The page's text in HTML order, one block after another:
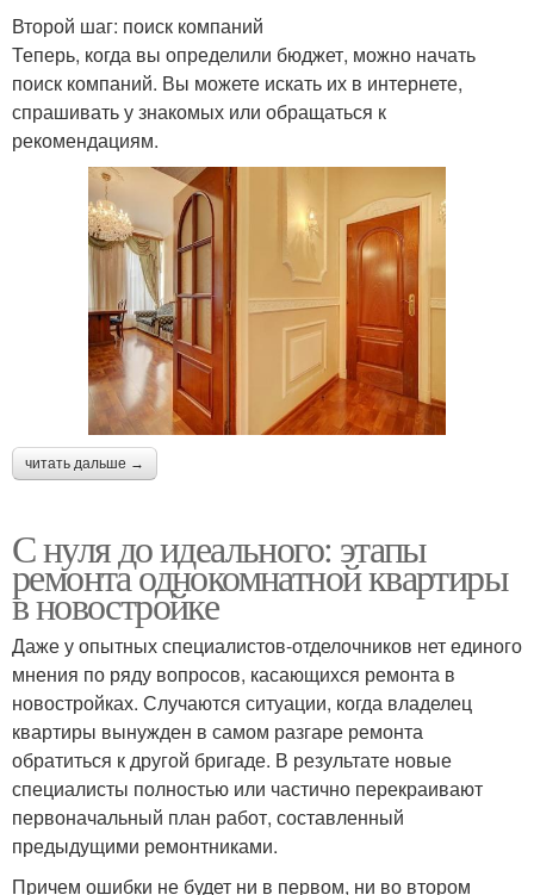
Второй шаг: поиск компаний
Теперь, когда вы определили бюджет, можно начать
поиск компаний. Вы можете искать их в интернете,
спрашивать у знакомых или обращаться к
рекомендациям.
читать дальше →
С нуля до идеального: этапы
ремонта однокомнатной квартиры
в новостройке
Даже у опытных специалистов-отделочников нет единого
мнения по ряду вопросов, касающихся ремонта в
новостройках. Случаются ситуации, когда владелец
квартиры вынужден в самом разгаре ремонта
обратиться к другой бригаде. В результате новые
специалисты полностью или частично перекраивают
первоначальный план работ, составленный
предыдущими ремонтниками.
Причем ошибки не будет ни в первом, ни во втором